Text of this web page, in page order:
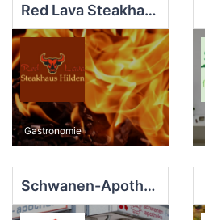
Red Lava Steakhaus Hilden
Gastronomie
Schwanen-Apotheke